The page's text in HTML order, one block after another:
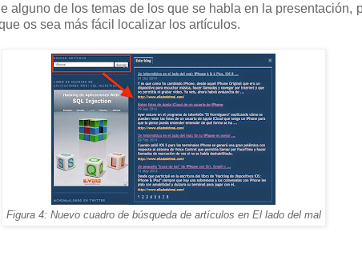
alguno de los temas de los que se habla en la presentación,
os sea más fácil localizar los artículos.
Figura 4: Nuevo cuadro de búsqueda de artículos en El lado del mal